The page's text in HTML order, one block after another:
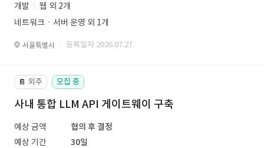
개발
웹 외 2개
네트워크ㆍ서버 운영 외 1개
서울특별시 · 등록일자 2026.07.27.
📔 외주 모집 중
사내 통합 LLM API 게이트웨이 구축
예상 금액
협의 후 결정
예상 기간
30일